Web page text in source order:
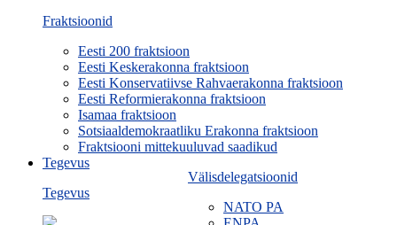
Fraktsioonid
Eesti 200 fraktsioon
Eesti Keskerakonna fraktsioon
Eesti Konservatiivse Rahvaerakonna fraktsioon
Eesti Reformierakonna fraktsioon
Isamaa fraktsioon
Sotsiaaldemokraatliku Erakonna fraktsioon
Fraktsiooni mittekuuluvad saadikud
Välisdelegatsioonid
NATO PA
Tegevus
Tegevus